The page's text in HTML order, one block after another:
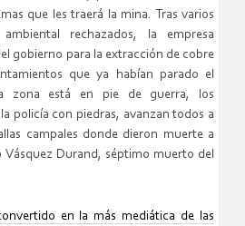
que les traerá la mina. Tras varios
rechazados, la empresa
gobierno para la extracción de cobre
que ya habían parado el
zona está en pie de guerra, los
policía con piedras, avanzan todos a
campales donde dieron muerte a
Vásquez Durand, séptimo muerto del
en la más mediática de las